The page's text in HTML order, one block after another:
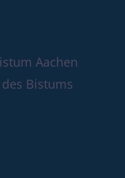
Aachen
des Bistums